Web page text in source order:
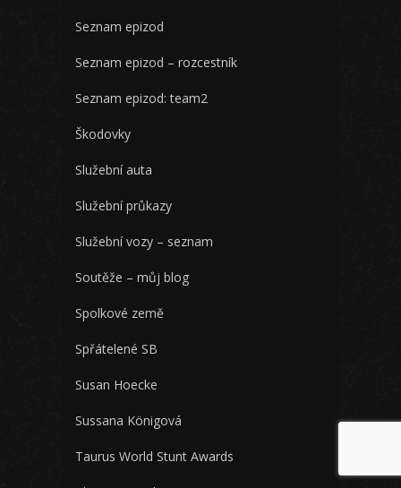
Seznam epizod
Seznam epizod – rozcestník
Seznam epizod: team2
Škodovky
Služební auta
Služební průkazy
Služební vozy – seznam
Soutěže – můj blog
Spolkové země
Spřátelené SB
Susan Hoecke
Sussana Königová
Taurus World Stunt Awards